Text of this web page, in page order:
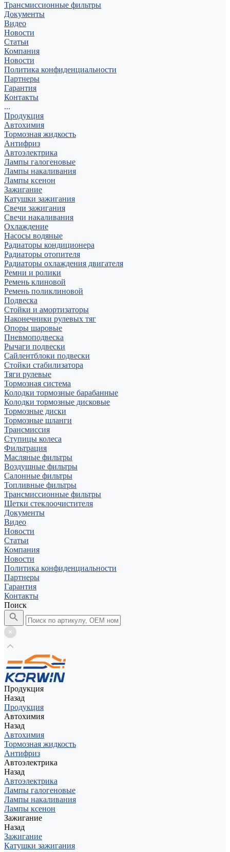
Трансмиссионные фильтры
Документы
Видео
Новости
Статьи
Компания
Новости
Политика конфиденциальности
Партнеры
Гарантия
Контакты
...
Продукция
Автохимия
Тормозная жидкость
Антифриз
Автоэлектрика
Лампы галогеновые
Лампы накаливания
Лампы ксенон
Зажигание
Катушки зажигания
Свечи зажигания
Свечи накаливания
Охлаждение
Насосы водяные
Радиаторы кондиционера
Радиаторы отопителя
Радиаторы охлаждения двигателя
Ремни и ролики
Ремень клиновой
Ремень поликлиновой
Подвеска
Стойки и амортизаторы
Наконечники рулевых тяг
Опоры шаровые
Пневмоподвеска
Рычаги подвески
Сайлентблоки подвески
Стойки стабилизатора
Тяги рулевые
Тормозная система
Колодки тормозные барабанные
Колодки тормозные дисковые
Тормозные диски
Тормозные шланги
Трансмиссия
Ступицы колеса
Фильтрация
Масляные фильтры
Воздушные фильтры
Салонные фильтры
Топливные фильтры
Трансмиссионные фильтры
Щетки стеклоочистителя
Документы
Видео
Новости
Статьи
Компания
Новости
Политика конфиденциальности
Партнеры
Гарантия
Контакты
Поиск
Продукция
Назад
Продукция
Автохимия
Назад
Автохимия
Тормозная жидкость
Антифриз
Автоэлектрика
Назад
Автоэлектрика
Лампы галогеновые
Лампы накаливания
Лампы ксенон
Зажигание
Назад
Зажигание
Катушки зажигания